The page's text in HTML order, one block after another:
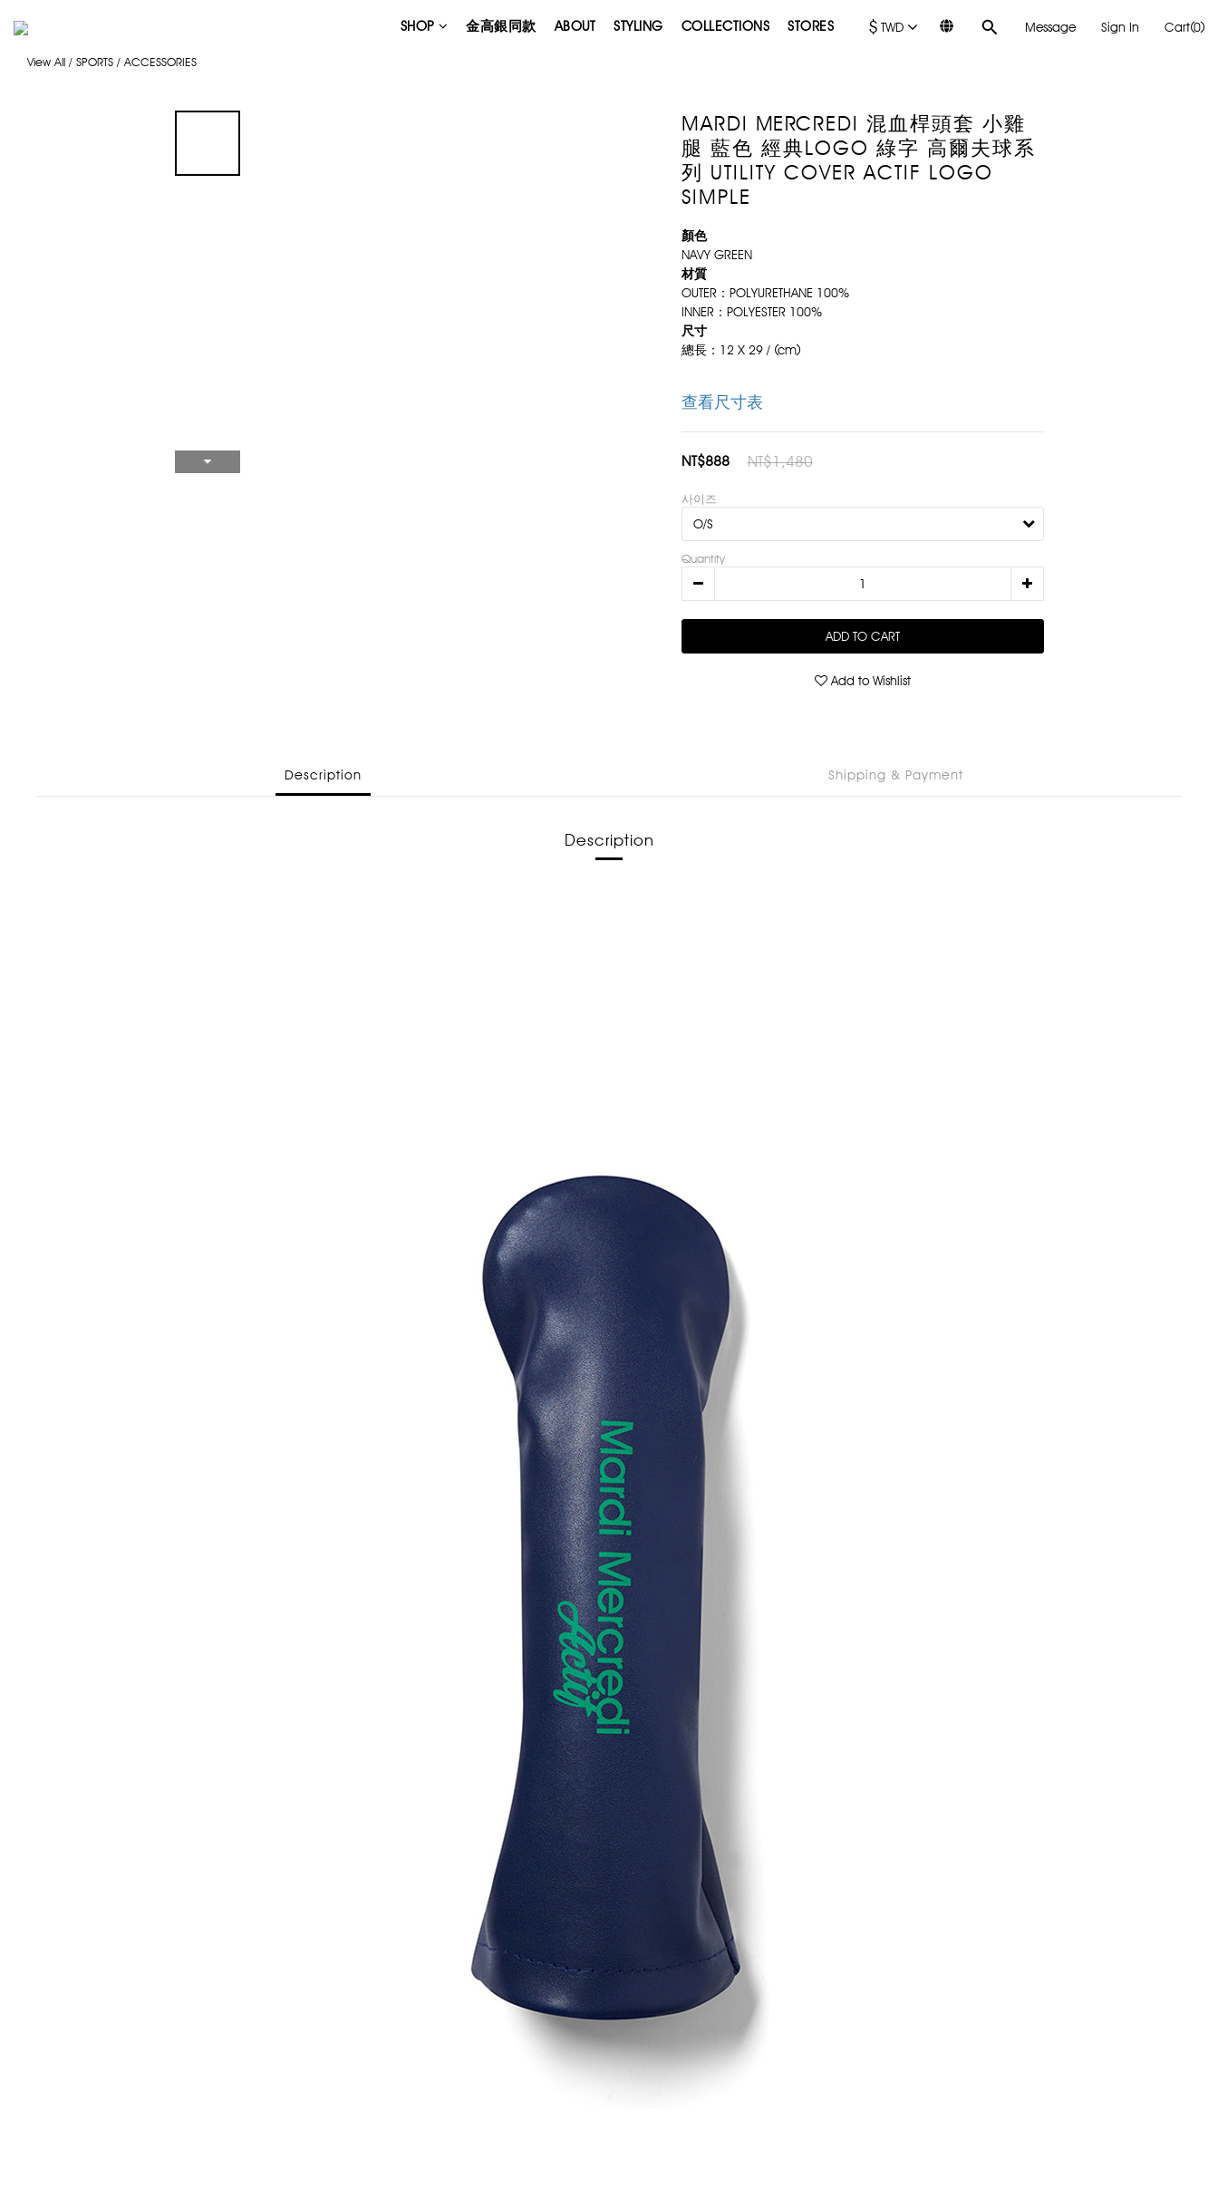
$ TWD Message Sign In Cart(0)
SHOP 金高銀同款 ABOUT STYLING COLLECTIONS STORES
View All / SPORTS / ACCESSORIES
MARDI MERCREDI 混血桿頭套 小雞
腿 藍色 經典LOGO 綠字 高爾夫球系
列 UTILITY COVER ACTIF LOGO
SIMPLE
顏色
NAVY GREEN
材質
OUTER：POLYURETHANE 100%
INNER：POLYESTER 100%
尺寸
總長：12 X 29 / (cm)
查看尺寸表
NT$888 NT$1,480
사이즈
Quantity
ADD TO CART
Add to Wishlist
Description Shipping & Payment
Description